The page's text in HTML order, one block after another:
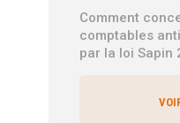
Comment
comptables
par la loi Sapin